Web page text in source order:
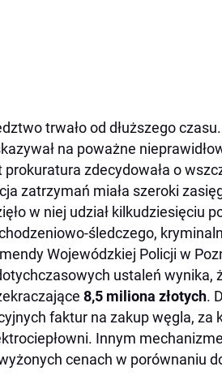
trwało od dłuższego
na poważne
prokuratura zdecydowała o
zatrzymań miała szeroki
w niej udział kilkudziesięciu
śledczego,
Wojewódzkiej Policji w
ustaleń wynika,
8,5 miliona złotych.
faktur na zakup węgla, za
Innym
cenach w porównaniu